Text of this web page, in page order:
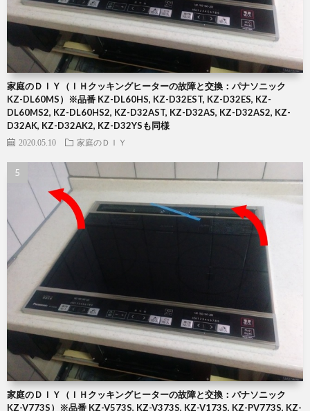
家庭のＤＩＹ（ＩＨクッキングヒーターの故障と交換：パナソニック
KZ-DL60MS）※品番 KZ-DL60HS, KZ-D32EST, KZ-D32ES, KZ-
DL60MS2, KZ-DL60HS2, KZ-D32AST, KZ-D32AS, KZ-D32AS2, KZ-
D32AK, KZ-D32AK2, KZ-D32YSも同様
2020.05.10 家庭のＤＩＹ
家庭のＤＩＹ（ＩＨクッキングヒーターの故障と交換：パナソニック
KZ-V773S）※品番 KZ-V573S, KZ-V373S, KZ-V173S, KZ-PV773S, KZ-